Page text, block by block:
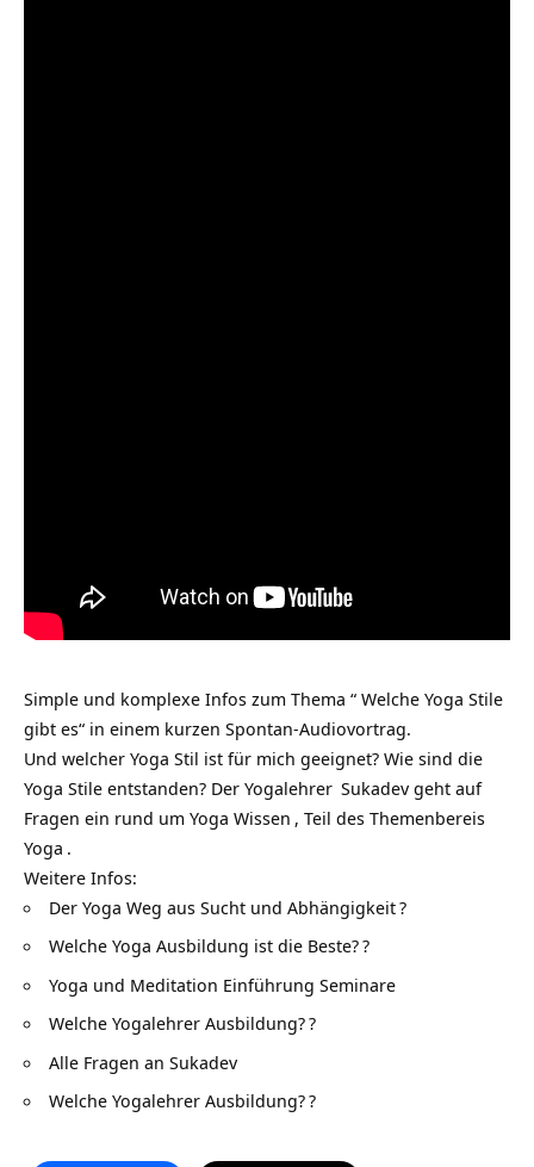
Simple und komplexe Infos zum Thema “ Welche Yoga Stile
gibt es“ in einem kurzen Spontan-Audiovortrag.
Und welcher Yoga Stil ist für mich geeignet? Wie sind die
Yoga Stile entstanden? Der Yogalehrer Sukadev geht auf
Fragen ein rund um Yoga Wissen , Teil des Themenbereis
Yoga .
Weitere Infos:
Der Yoga Weg aus Sucht und Abhängigkeit?
Welche Yoga Ausbildung ist die Beste??
Yoga und Meditation Einführung Seminare
Welche Yogalehrer Ausbildung??
Alle Fragen an Sukadev
Welche Yogalehrer Ausbildung??